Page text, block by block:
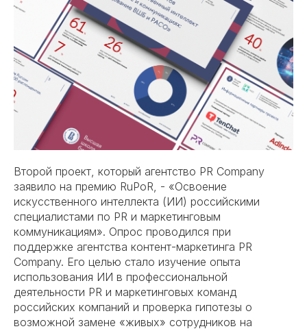
Второй проект, который агентство PR Company
заявило на премию RuPoR, - «Освоение
искусственного интеллекта (ИИ) российскими
специалистами по PR и маркетинговым
коммуникациям». Опрос проводился при
поддержке агентства контент-маркетинга PR
Company. Его целью стало изучение опыта
использования ИИ в профессиональной
деятельности PR и маркетинговых команд
российских компаний и проверка гипотезы о
возможной замене «живых» сотрудников на